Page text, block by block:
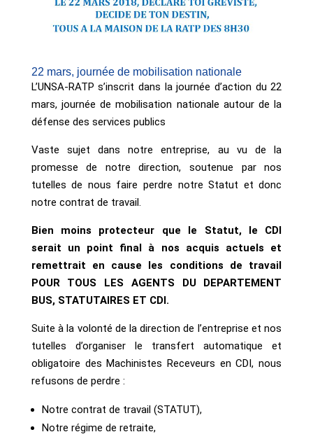
22 mars, journée de mobilisation nationale
L’UNSA-RATP s’inscrit dans la journée d’action du 22
mars, journée de mobilisation nationale autour de la
défense des services publics
Vaste sujet dans notre entreprise, au vu de la
promesse de notre direction, soutenue par nos
tutelles de nous faire perdre notre Statut et donc
notre contrat de travail.
Bien moins protecteur que le Statut, le CDI
serait un point final à nos acquis actuels et
remettrait en cause les conditions de travail
POUR TOUS LES AGENTS DU DEPARTEMENT
BUS, STATUTAIRES ET CDI.
Suite à la volonté de la direction de l’entreprise et nos
tutelles d’organiser le transfert automatique et
obligatoire des Machinistes Receveurs en CDI, nous
refusons de perdre :
Notre contrat de travail (STATUT),
Notre régime de retraite,